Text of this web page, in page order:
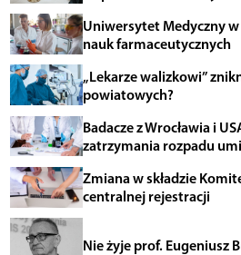
Uniwersytet Medyczny
nauk farmaceutycznych
„Lekarze walizkowi”
powiatowych?
Badacze z Wrocławia i
zatrzymania rozpadu
Zmiana w składzie
centralnej rejestracji
Nie żyje prof. Eugeniusz